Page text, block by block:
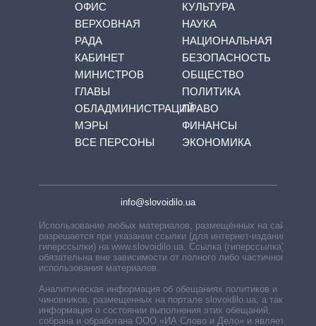
ОФИС
ВЕРХОВНАЯ
РАДА
КАБИНЕТ
МИНИСТРОВ
ГЛАВЫ
ОБЛАДМИНИСТРАЦИЙ
МЭРЫ
ВСЕ ПЕРСОНЫ
КУЛЬТУРА
НАУКА
НАЦИОНАЛЬНАЯ
БЕЗОПАСНОСТЬ
ОБЩЕСТВО
ПОЛИТИКА
ПРАВО
ФИНАНСЫ
ЭКОНОМИКА
info@slovoidilo.ua
Использование любых материалов, размещённых на сайте,
разрешается при указании ссылки (для интернет-изданий —
гиперссылки) на www.slovoidilo.ua. Ссылка (гиперссылка)
обязательна вне зависимости от полного либо частичного
использования материалов.
Аналитическая информация об обещаниях политиков и
чиновников, размещенных на портале slovoidilo.ua, а также
информация о состоянии выполнения этих обещаний,
собрана и обработана ООО «ИА Слово и Дело» и является